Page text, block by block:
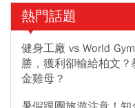
熱門話題
健身工廠 vs World
勝，獲利卻輸給柏文
金雞母？